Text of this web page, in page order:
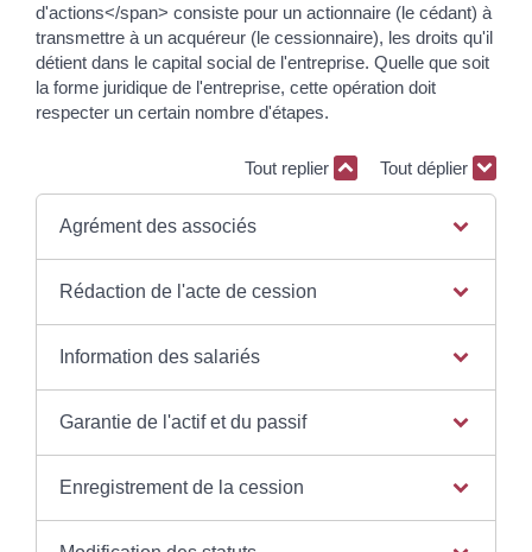
d'actions</span> consiste pour un actionnaire (le cédant) à
transmettre à un acquéreur (le cessionnaire), les droits qu'il
détient dans le capital social de l'entreprise. Quelle que soit
la forme juridique de l'entreprise, cette opération doit
respecter un certain nombre d'étapes.
Tout replier Tout déplier
Agrément des associés
Rédaction de l'acte de cession
Information des salariés
Garantie de l'actif et du passif
Enregistrement de la cession